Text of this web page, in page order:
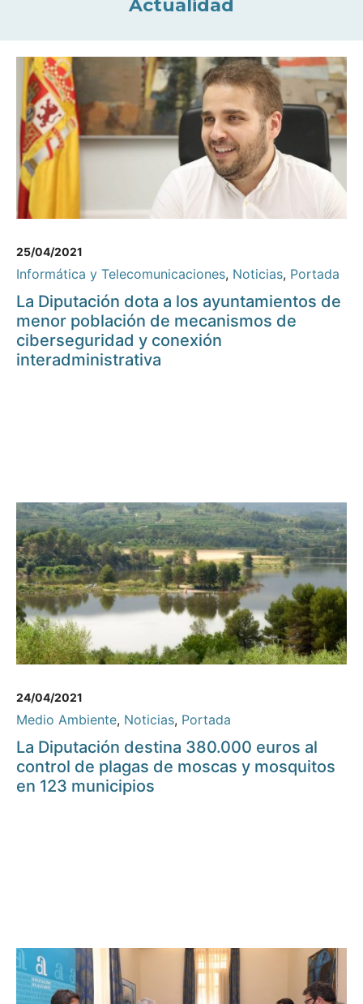
Actualidad
25/04/2021
Informática y Telecomunicaciones, Noticias, Portada
La Diputación dota a los ayuntamientos de
menor población de mecanismos de
ciberseguridad y conexión
interadministrativa
24/04/2021
Medio Ambiente, Noticias, Portada
La Diputación destina 380.000 euros al
control de plagas de moscas y mosquitos
en 123 municipios